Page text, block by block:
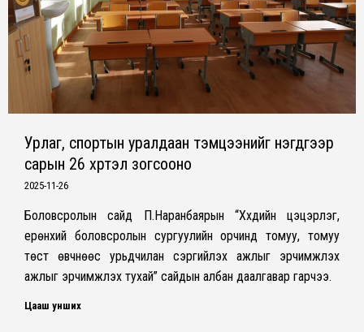
Урлаг, спортын уралдаан тэмцээнийг нэгдүгээр
сарын 26 хүртэл зогсооно
2025-11-26
Боловсролын сайд П.Наранбаярын “Хүүхдийн цэцэрлэг,
ерөнхий боловсролын сургуулийн орчинд томуу, томуу
төст өвчнөөс урьдчилан сэргийлэх ажлыг эрчимжүүлэх
ажлыг эрчимжүүлэх тухай” сайдын албан даалгавар гарчээ.
Цааш унших